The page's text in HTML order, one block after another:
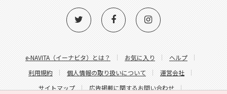
e-NAVITA（イーナビタ）とは？ お気に入り
ヘルプ
利用規約
個人情報の取り扱いについて
運営会社
サイトマップ
広告掲載に関するお問い合わせ